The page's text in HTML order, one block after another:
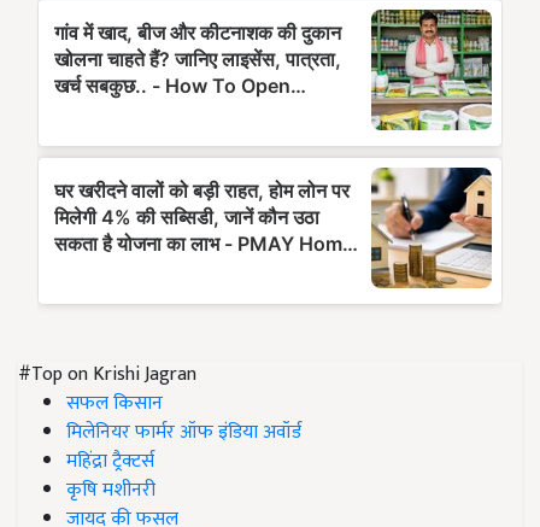
#Top on Krishi Jagran
सफल किसान
मिलेनियर फार्मर ऑफ इंडिया अवॉर्ड
महिंद्रा ट्रैक्टर्स
कृषि मशीनरी
जायद की फसल